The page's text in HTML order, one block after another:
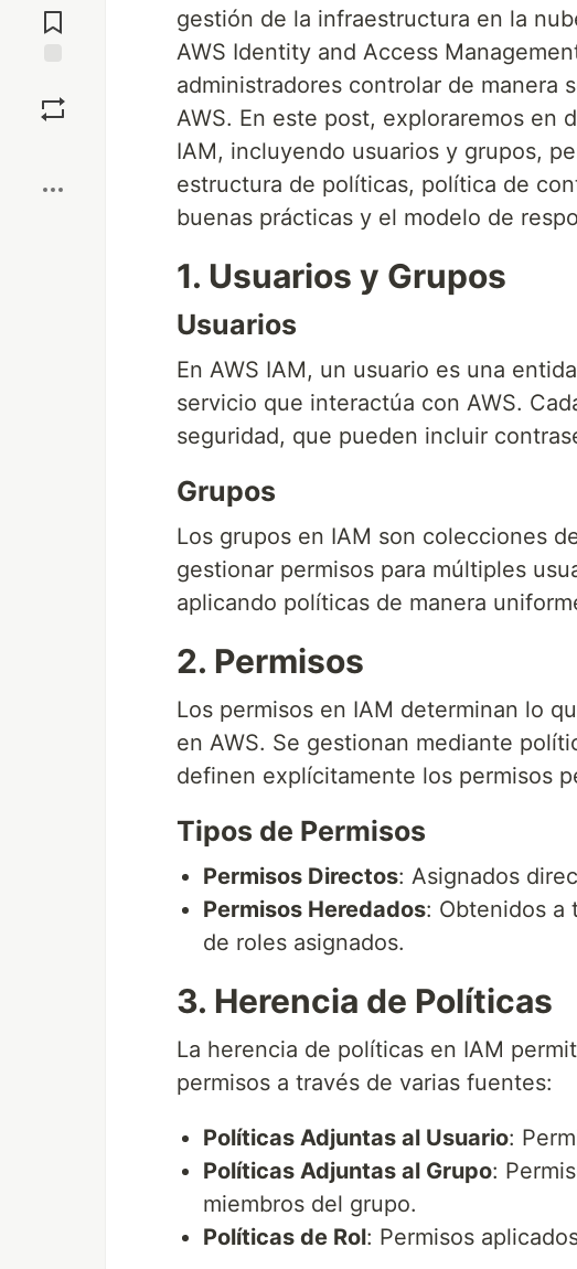
Comments
gestión de la infraestructura en la
AWS Identity and Access
administradores controlar de manera
AWS. En este post, exploraremos en
IAM, incluyendo usuarios y grupos,
estructura de políticas, política de
buenas prácticas y el modelo de
1. Usuarios y Grupos
Usuarios
En AWS IAM, un usuario es una
servicio que interactúa con AWS.
seguridad, que pueden incluir
Grupos
Los grupos en IAM son colecciones
gestionar permisos para múltiples
aplicando políticas de manera
2. Permisos
Los permisos en IAM determinan lo
en AWS. Se gestionan mediante
definen explícitamente los permisos
Tipos de Permisos
Permisos Directos: Asignados
Permisos Heredados: Obtenidos a
de roles asignados.
3. Herencia de Políticas
La herencia de políticas en IAM
permisos a través de varias fuentes:
Políticas Adjuntas al Usuario:
Políticas Adjuntas al Grupo:
miembros del grupo.
Políticas de Rol: Permisos